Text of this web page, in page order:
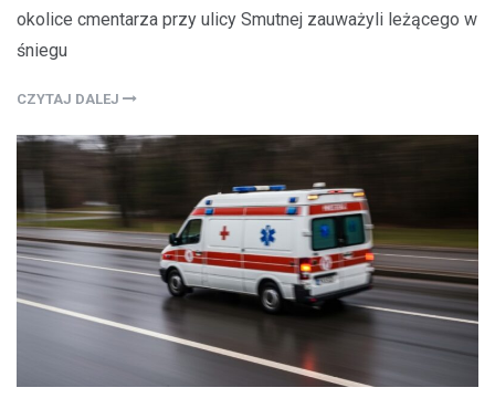
okolice cmentarza przy ulicy Smutnej zauważyli leżącego w
śniegu
CZYTAJ DALEJ